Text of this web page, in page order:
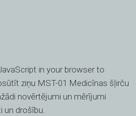
in your browser to
ziņu MST-01 Medicīnas šļirču
novērtējumi un mērījumi
un drošību.